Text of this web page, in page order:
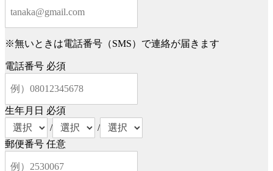
※無いときは電話番号（SMS）で連絡が届きます
電話番号 必須
生年月日 必須
/
/
郵便番号 任意